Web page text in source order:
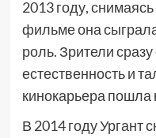
2013 году,
фильме она
роль. Зрители
естественность и
кинокарьера пошла
В 2014 году Ургант